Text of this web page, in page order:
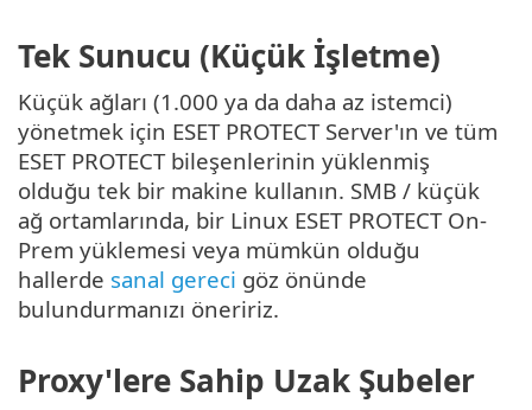
Tek Sunucu (Küçük İşletme)
Küçük ağları (1.000 ya da daha az istemci)
yönetmek için ESET PROTECT Server'ın ve tüm
ESET PROTECT bileşenlerinin yüklenmiş
olduğu tek bir makine kullanın. SMB / küçük
ağ ortamlarında, bir Linux ESET PROTECT On-
Prem yüklemesi veya mümkün olduğu
hallerde sanal gereci göz önünde
bulundurmanızı öneririz.
Proxy'lere Sahip Uzak Şubeler